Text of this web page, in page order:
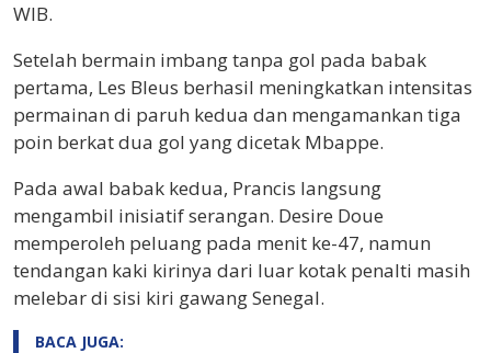
WIB.
Setelah bermain imbang tanpa gol pada babak
pertama, Les Bleus berhasil meningkatkan intensitas
permainan di paruh kedua dan mengamankan tiga
poin berkat dua gol yang dicetak Mbappe.
Pada awal babak kedua, Prancis langsung
mengambil inisiatif serangan. Desire Doue
memperoleh peluang pada menit ke-47, namun
tendangan kaki kirinya dari luar kotak penalti masih
melebar di sisi kiri gawang Senegal.
BACA JUGA: